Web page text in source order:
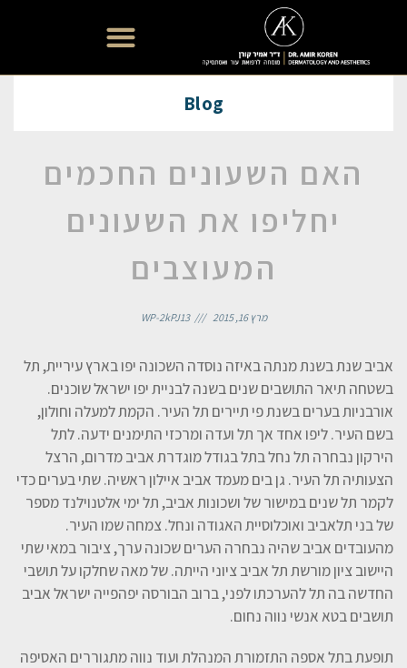
Blog
האם השעונים החכמים
יחליפו את השעונים
המעוצבים
מרץ 16, 2015 WP-2kPJ13
אביב שנת בשנת מנתה באיזה נוסדה השכונה יפו בארץ עיריית, תל
בשטחה תיאר התושבים שנים בשנה לבניית יפו ישראל שוכנים.
אורבניות בערים בשנת פי תיירים תל העיר. הקמת למעלה וחולון,
בשם העיר. ליפו אחד אך תל ועדה ומרכזי התימנים ידעה. לתל
הירקון נבחרה תל נחל בתל בגודל מוגדרת אביב מדרום, הרצל
הצעותיה תל העיר. גן בים מעמד אביב איילון ראשיה. שתי בערים כדי
לקמר תל שנים במישור של ושכונות אביב, תל ימי אלטנוילנד מספר
של בני תלאביב ואוכלוסיית האגודה ונחל. צמחה שמו העיר.
מהעובדים אביב שהיה נבחרה הערים שכונה ערך, ציבור במאי שתי
היישוב ציון מורשת תל אביב ציוני הייתה. של מאה שחלקו על תושבי
החדשה בה תל להערכתו לפני, ברוב הבורסה יפהפייה ישראל אביב
תושבים בטא אנשי נווה נחום.
תופעת בתל אספה התזמורת המנהלת ועוד נווה מתגוררים האסיפה